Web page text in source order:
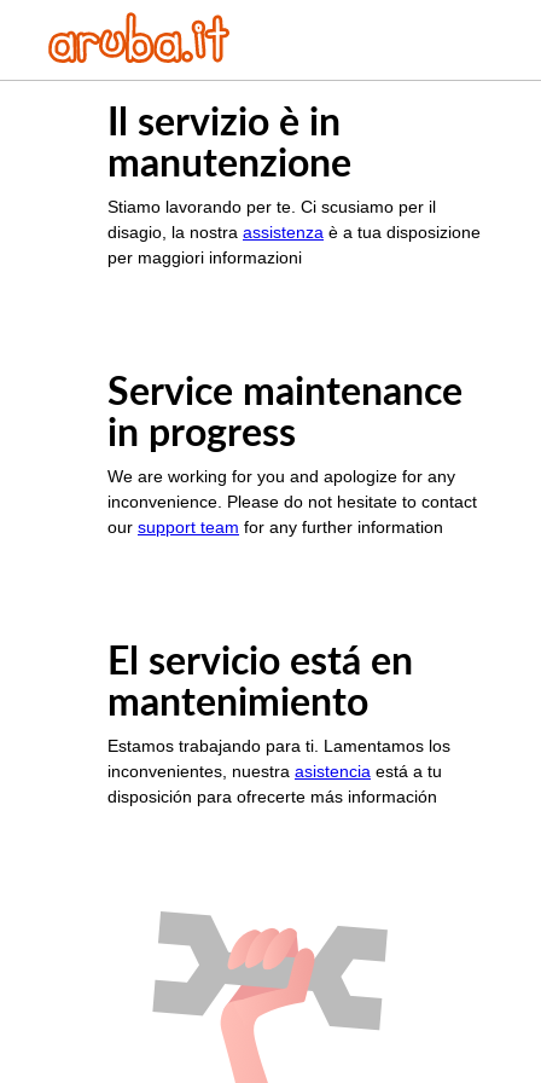
Il servizio è in
manutenzione
Stiamo lavorando per te. Ci scusiamo per il
disagio, la nostra assistenza è a tua disposizione
per maggiori informazioni
Service maintenance
in progress
We are working for you and apologize for any
inconvenience. Please do not hesitate to contact
our support team for any further information
El servicio está en
mantenimiento
Estamos trabajando para ti. Lamentamos los
inconvenientes, nuestra asistencia está a tu
disposición para ofrecerte más información